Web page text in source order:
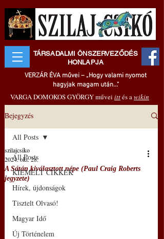
TÁRSADALMI ÖNSZERVEZŐDÉS
HONLAPJA
VERZÁR ÉVA művei – „Hogy valami nyomot
hagyjak magam után..."
VARGA DOMOKOS GYÖRGY művei ittés awikin
Bejegyzés
All Posts
KIEMELT CIKKEK
Hírek, újdonságok
Tisztelt Olvasó!
Magyar Idő
Új Történelem
All Posts
A Sátán kiválasztott népe (Paul Craig Roberts
jegyzete)
szilajcsiko
2024. okt. 28.